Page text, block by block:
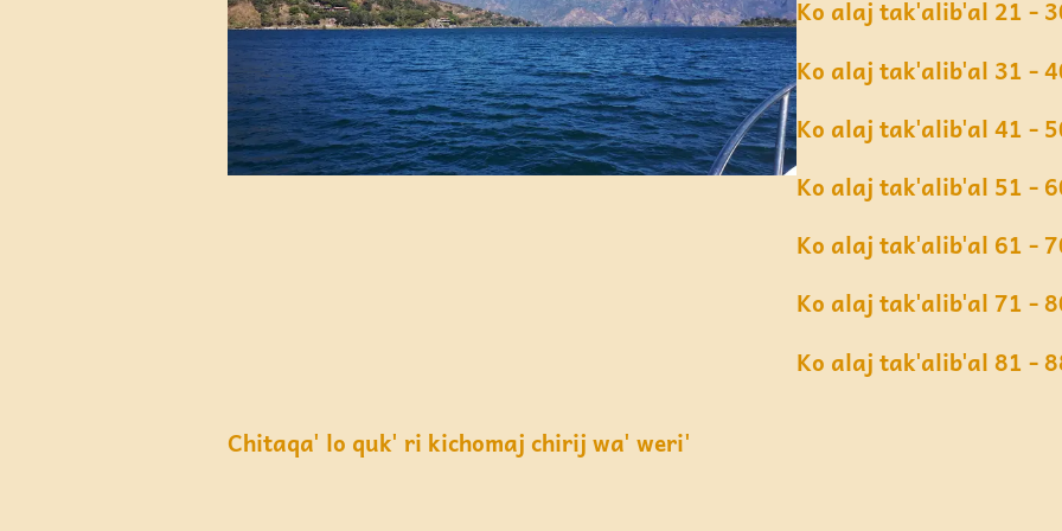
Ko alaj tak'alib'al 21 -
Ko alaj tak'alib'al 31 -
Ko alaj tak'alib'al 41 -
Ko alaj tak'alib'al 51 -
Ko alaj tak'alib'al 61 -
Ko alaj tak'alib'al 71 -
Ko alaj tak'alib'al 81 -
Chitaqa' lo quk' ri kichomaj chirij wa' weri'